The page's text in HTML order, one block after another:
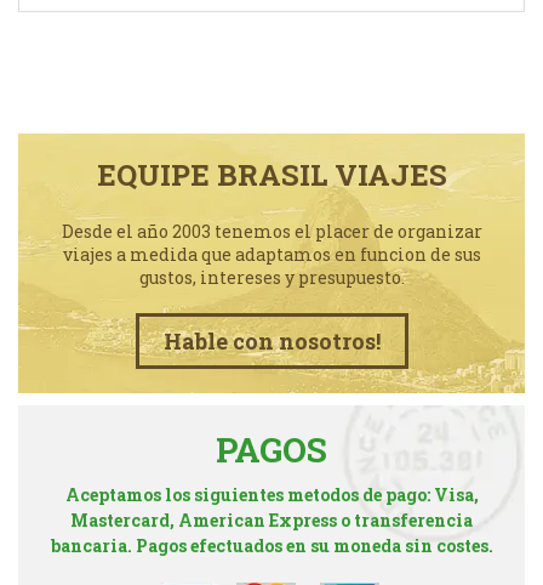
EQUIPE BRASIL VIAJES
Desde el año 2003 tenemos el placer de organizar
viajes a medida que adaptamos en funcion de sus
gustos, intereses y presupuesto.
Hable con nosotros!
PAGOS
Aceptamos los siguientes metodos de pago: Visa,
Mastercard, American Express o transferencia
bancaria. Pagos efectuados en su moneda sin costes.